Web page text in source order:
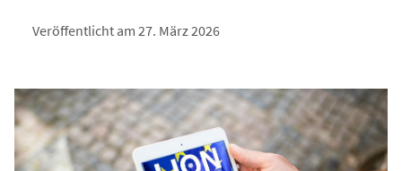
Veröffentlicht am 27. März 2026